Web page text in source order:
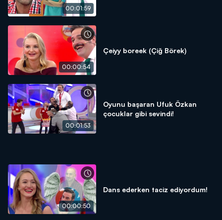
00:01:59
00:00:54
Çeiyy boreek (Çiğ Börek)
00:01:53
Oyunu başaran Ufuk Özkan
çocuklar gibi sevindi!
00:00:50
Dans ederken taciz ediyordum!